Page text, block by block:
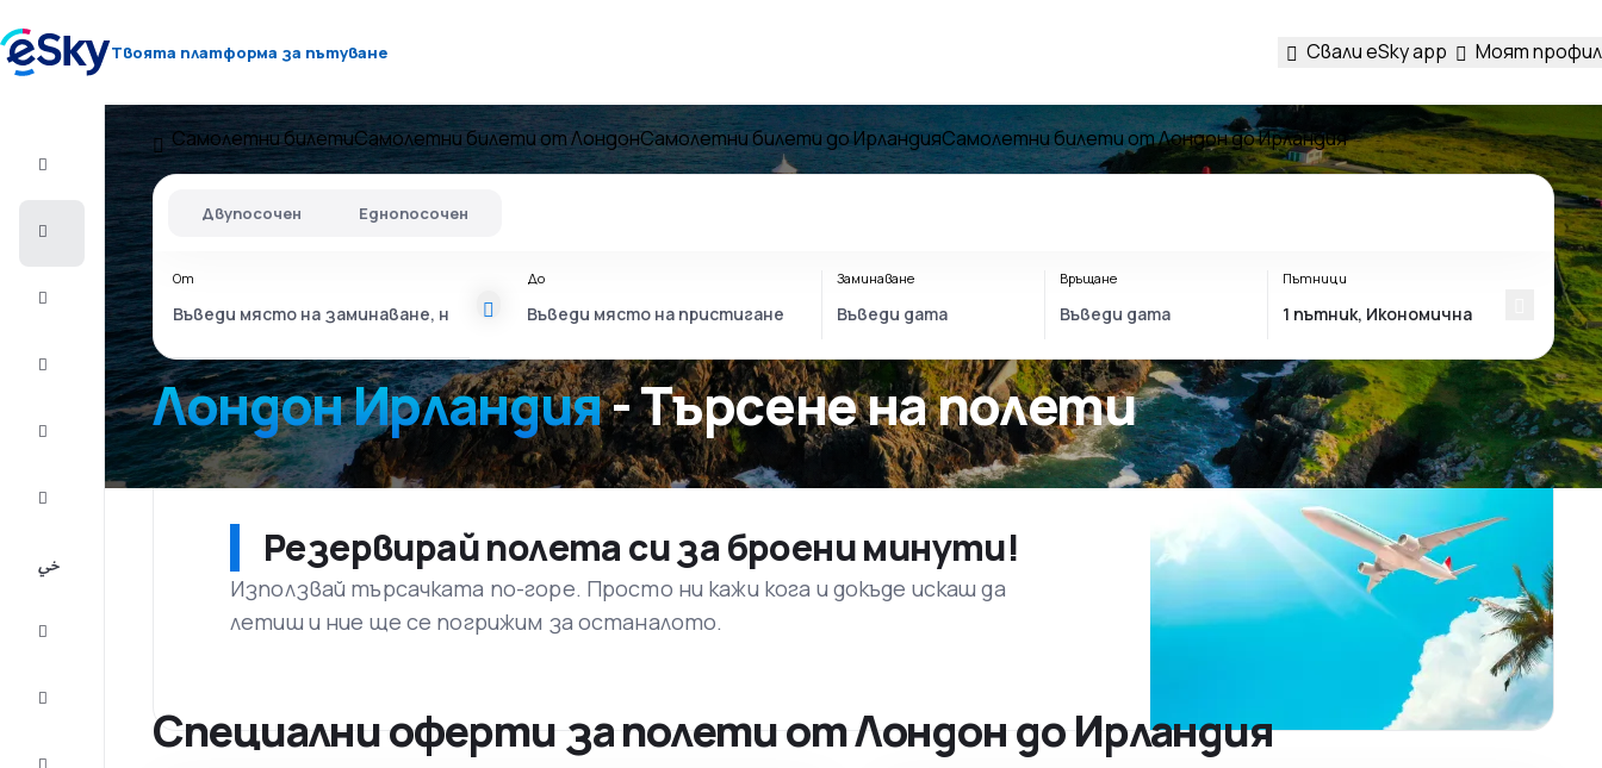
Твоята платформа за пътуване Свали eSky app Моят профил
Полет+Хотел
Самолетни
Почивки
Самолетни билетиСамолетни билети от ЛондонСамолетни билети до ИрландияСамолетни билети от Лондон до Ирландия
Лондон Ирландия- Търсене на полети
Двупосочен Еднопосочен
От До Заминаване Връщане Пътници
Резервирай полета си за броени минути!
Използвай търсачката по-горе. Просто ни кажи кога и докъде искаш да
летиш и ние ще се погрижим за останалото.
Специални оферти за полети от Лондон до Ирландия